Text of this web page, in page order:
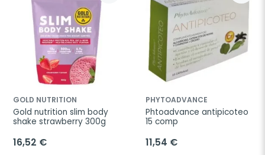
GOLD NUTRITION
Gold nutrition slim body
shake strawberry 300g
16,52 €
PHYTOADVANCE
Phtoadvance antipicoteo
15 comp
11,54 €